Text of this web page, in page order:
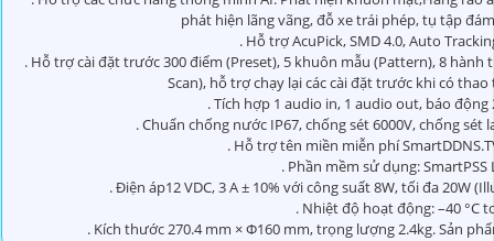
phát hiện lãng vãng, đỗ xe trái phép, tụ tập
. Hỗ trợ AcuPick, SMD 4.0, Auto
. Hỗ trợ cài đặt trước 300 điểm (Preset), 5 khuôn mẫu (Pattern), 8
Scan), hỗ trợ chạy lại các cài đặt trước khi có
. Tích hợp 1 audio in, 1 audio out, báo động
. Chuẩn chống nước IP67, chống sét 6000V, chống
. Hỗ trợ tên miền miễn phí
. Phần mềm sử dụng: SmartPSS
. Điện áp12 VDC, 3 A ± 10% với công suất 8W, tối đa 20W
. Nhiệt độ hoạt động: –40 °C
. Kích thước 270.4 mm × Φ160 mm, trọng lượng 2.4kg. Sản